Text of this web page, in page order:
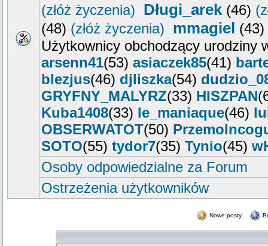
(złóż życzenia) Długi_arek (46)
(48) (złóż życzenia) mmagiel (43)
Użytkownicy obchodzący urodziny
arsenn41(53) asiaczek85(41)
blezjus(46) djliszka(54)
GRYFNY_MALYRZ(33) HISZPAN
Kuba1408(33) le_maniaque(46)
OBSERWATOT(50)
SOTO(55) tydor7(35) Tynio(45)
Osoby odpowiedzialne za Forum
Ostrzeżenia użytkowników
Nowe posty